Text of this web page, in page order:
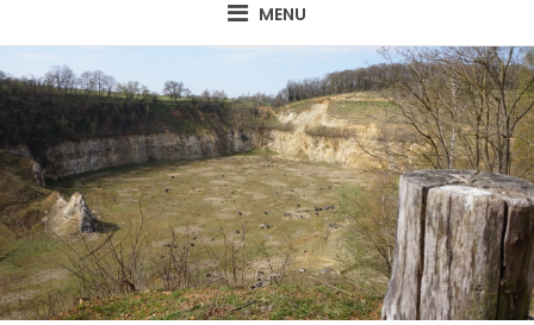
MENU